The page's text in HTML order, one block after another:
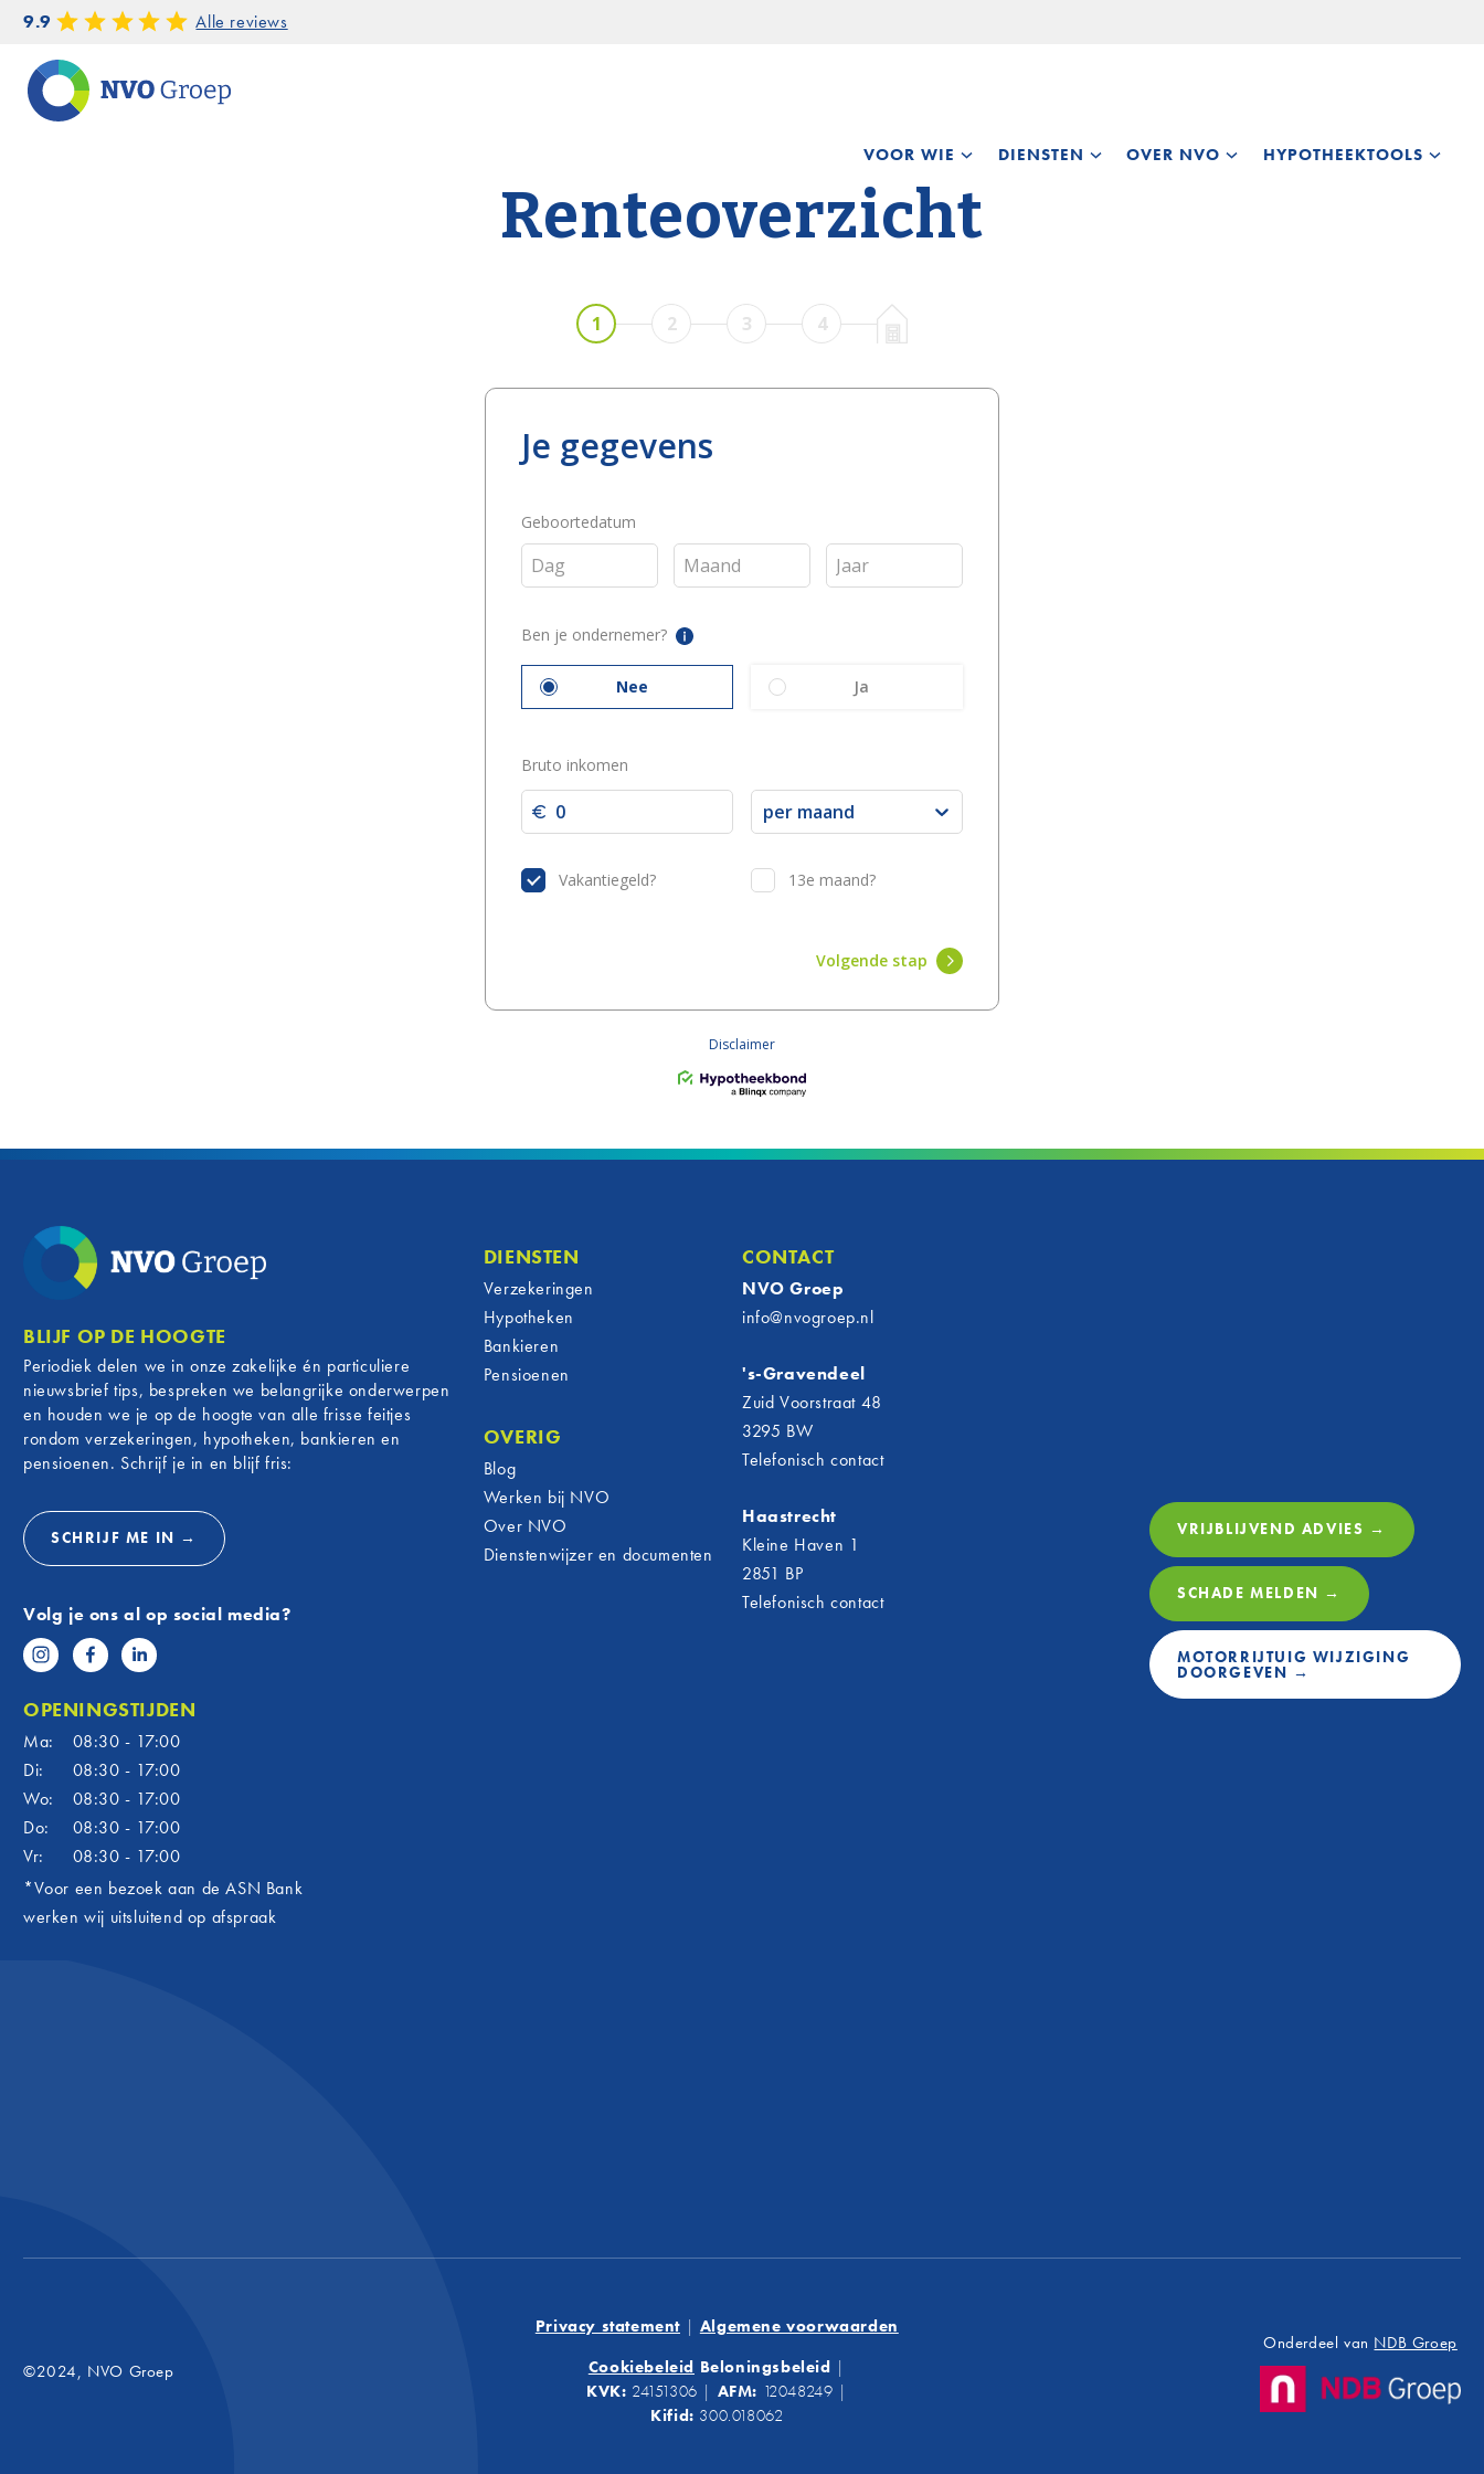
9.9 Alle reviews
VOOR WIE DIENSTEN OVER NVO HYPOTHEEKTOOLS
Renteoverzicht
BLIJF OP DE HOOGTE
Periodiek delen we in onze zakelijke én particuliere
nieuwsbrief tips, bespreken we belangrijke onderwerpen
en houden we je op de hoogte van alle frisse feitjes
rondom verzekeringen, hypotheken, bankieren en
pensioenen. Schrijf je in en blijf fris:
SCHRIJF ME IN →
Volg je ons al op social media?
DIENSTEN
Verzekeringen
Hypotheken
Bankieren
Pensioenen
OVERIG
Blog
Werken bij NVO
Over NVO
Dienstenwijzer en documenten
CONTACT
NVO Groep
info@nvogroep.nl
's-Gravendeel
Zuid Voorstraat 48
3295 BW
Telefonisch contact
Haastrecht
Kleine Haven 1
2851 BP
Telefonisch contact
OPENINGSTIJDEN
Ma:
08:30 - 17:00
Di:
08:30 - 17:00
Wo:
08:30 - 17:00
Do:
08:30 - 17:00
Vr:
08:30 - 17:00
*Voor een bezoek aan de ASN Bank
werken wij uitsluitend op afspraak
VRIJBLIJVEND ADVIES →
SCHADE MELDEN →
MOTORRIJTUIG WIJZIGING
DOORGEVEN →
©2024, NVO Groep
Privacy statement | Algemene voorwaarden
Cookiebeleid Beloningsbeleid |
KVK: 24151306 | AFM: 12048249 |
Kifid: 300.018062
Onderdeel van NDB Groep